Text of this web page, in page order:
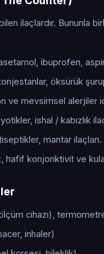
ilaçlardır. Bununla
ibuprofen,
öksürük
ve mevsimsel alerjiler
ishal / kabızlık
mantar ilaçları.
hafif konjonktivit ve
cihazı),
inhaler)